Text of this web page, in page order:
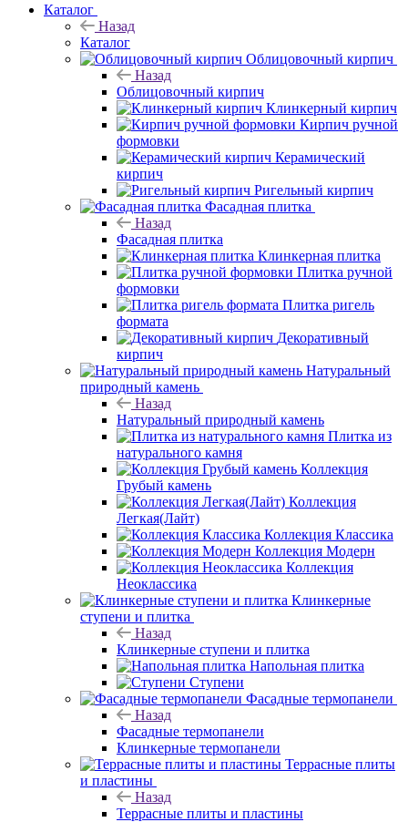
Каталог
Назад
Каталог
Облицовочный кирпич
Назад
Облицовочный кирпич
Клинкерный кирпич
Кирпич ручной
формовки
Керамический
кирпич
Ригельный кирпич
Фасадная плитка
Назад
Фасадная плитка
Клинкерная плитка
Плитка ручной
формовки
Плитка ригель
формата
Декоративный
кирпич
Натуральный
природный камень
Назад
Натуральный природный камень
Плитка из
натурального камня
Коллекция
Грубый камень
Коллекция
Легкая(Лайт)
Коллекция Классика
Коллекция Модерн
Коллекция
Неоклассика
Клинкерные
ступени и плитка
Назад
Клинкерные ступени и плитка
Напольная плитка
Ступени
Фасадные термопанели
Назад
Фасадные термопанели
Клинкерные термопанели
Террасные плиты
и пластины
Назад
Террасные плиты и пластины